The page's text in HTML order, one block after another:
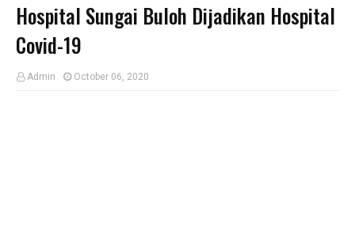
Hospital Sungai Buloh Dijadikan Hospital
Covid-19
Admin October 06, 2020